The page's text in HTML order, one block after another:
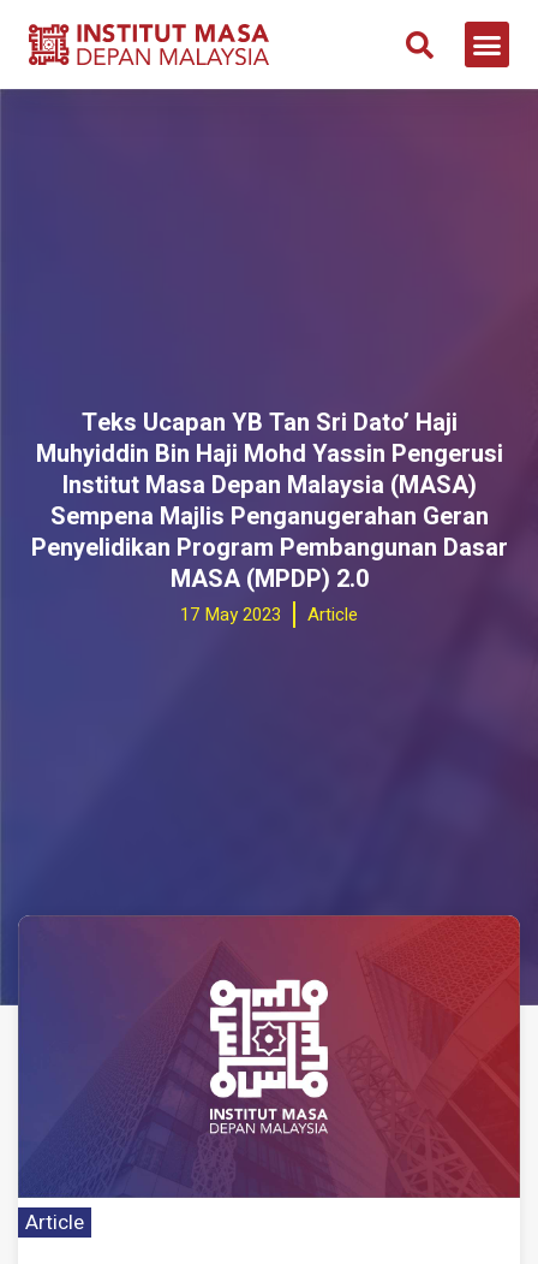
Teks Ucapan YB Tan Sri Dato’ Haji
Muhyiddin Bin Haji Mohd Yassin Pengerusi
Institut Masa Depan Malaysia (MASA)
Sempena Majlis Penganugerahan Geran
Penyelidikan Program Pembangunan Dasar
MASA (MPDP) 2.0
17 May 2023 Article
Article